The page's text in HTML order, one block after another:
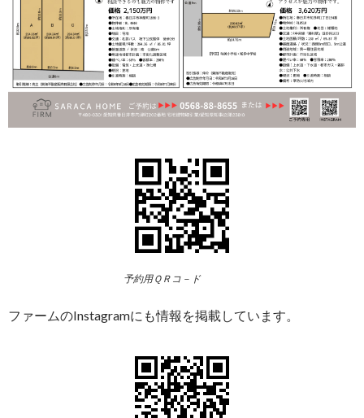
予約用ＱＲコ－ド
ファームのInstagramにも情報を掲載しています。